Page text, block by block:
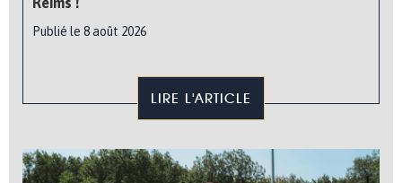
Publié le 8 août 2026
LIRE L'ARTICLE